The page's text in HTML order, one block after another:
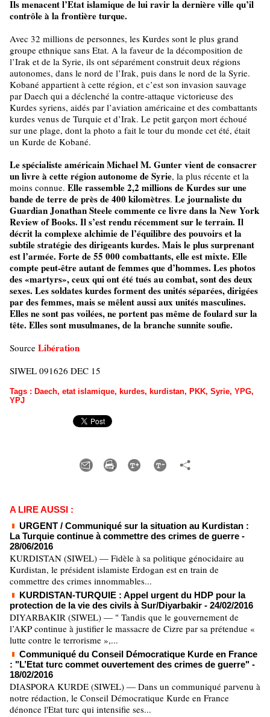
Ils menacent l’Etat islamique de lui ravir la dernière ville qu’il
contrôle à la frontière turque.
Avec 32 millions de personnes, les Kurdes sont le plus grand
groupe ethnique sans Etat. A la faveur de la décomposition de
l’Irak et de la Syrie, ils ont séparément construit deux régions
autonomes, dans le nord de l’Irak, puis dans le nord de la Syrie.
Kobané appartient à cette région, et c’est son invasion sauvage
par Daech qui a déclenché la contre-attaque victorieuse des
Kurdes syriens, aidés par l’aviation américaine et des combattants
kurdes venus de Turquie et d’Irak. Le petit garçon mort échoué
sur une plage, dont la photo a fait le tour du monde cet été, était
un Kurde de Kobané.
Le spécialiste américain Michael M. Gunter vient de consacrer
un livre à cette région autonome de Syrie, la plus récente et la
moins connue. Elle rassemble 2,2 millions de Kurdes sur une
bande de terre de près de 400 kilomètres. Le journaliste du
Guardian Jonathan Steele commente ce livre dans la New York
Review of Books. Il s’est rendu récemment sur le terrain. Il
décrit la complexe alchimie de l’équilibre des pouvoirs et la
subtile stratégie des dirigeants kurdes. Mais le plus surprenant
est l’armée. Forte de 55 000 combattants, elle est mixte. Elle
compte peut-être autant de femmes que d’hommes. Les photos
des «martyrs», ceux qui ont été tués au combat, sont des deux
sexes. Les soldates kurdes forment des unités séparées, dirigées
par des femmes, mais se mêlent aussi aux unités masculines.
Elles ne sont pas voilées, ne portent pas même de foulard sur la
tête. Elles sont musulmanes, de la branche sunnite soufie.
Source Libération
SIWEL 091626 DEC 15
Tags : Daech, etat islamique, kurdes, kurdistan, PKK, Syrie, YPG,
YPJ
A LIRE AUSSI :
URGENT / Communiqué sur la situation au Kurdistan :
La Turquie continue à commettre des crimes de guerre -
28/06/2016
KURDISTAN (SIWEL) — Fidèle à sa politique génocidaire au
Kurdistan, le président islamiste Erdogan est en train de
commettre des crimes innommables...
KURDISTAN-TURQUIE : Appel urgent du HDP pour la
protection de la vie des civils à Sur/Diyarbakir - 24/02/2016
DIYARBAKIR (SIWEL) — " Tandis que le gouvernement de
l’AKP continue à justifier le massacre de Cizre par sa prétendue «
lutte contre le terrorisme »,...
Communiqué du Conseil Démocratique Kurde en France
: "L’Etat turc commet ouvertement des crimes de guerre" -
18/02/2016
DIASPORA KURDE (SIWEL) — Dans un communiqué parvenu à
notre rédaction, le Conseil Démocratique Kurde en France
dénonce l'Etat turc qui intensifie ses...